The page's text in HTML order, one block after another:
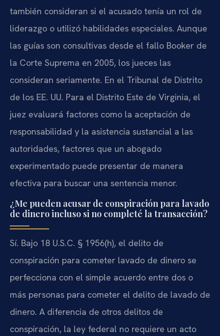
también consideran si el acusado tenía un rol de
liderazgo o utilizó habilidades especiales. Aunque
las guías son consultivas desde el fallo Booker de
la Corte Suprema en 2005, los jueces las
consideran seriamente. En el Tribunal de Distrito
de los EE. UU. Para el Distrito Este de Virginia, el
juez evaluará factores como la aceptación de
responsabilidad y la asistencia sustancial a las
autoridades, factores que un abogado
experimentado puede presentar de manera
efectiva para buscar una sentencia menor.
¿Me pueden acusar de conspiración para lavado
de dinero incluso si no completé la transacción?
Sí. Bajo 18 U.S.C. § 1956(h), el delito de
conspiración para cometer lavado de dinero se
perfecciona con el simple acuerdo entre dos o
más personas para cometer el delito de lavado de
dinero. A diferencia de otros delitos de
conspiración, la ley federal no requiere un acto